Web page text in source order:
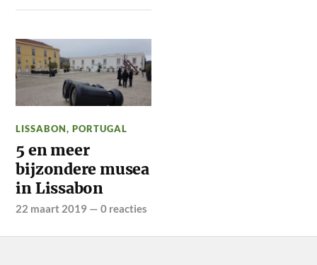
LISSABON,PORTUGAL
5 en meer
bijzondere musea
in Lissabon
22 maart 2019 —0 reacties